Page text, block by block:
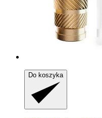
Do koszyka